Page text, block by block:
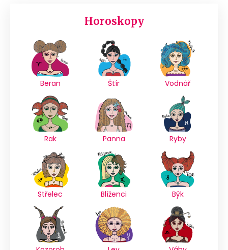
Horoskopy
Beran Štír Vodnář
Rak Panna Ryby
Střelec Blíženci Býk